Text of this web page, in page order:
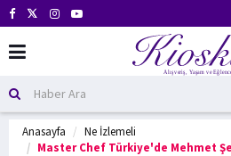
Anasayfa
Ne İzlemeli
Master Chef Türkiye'de Mehmet